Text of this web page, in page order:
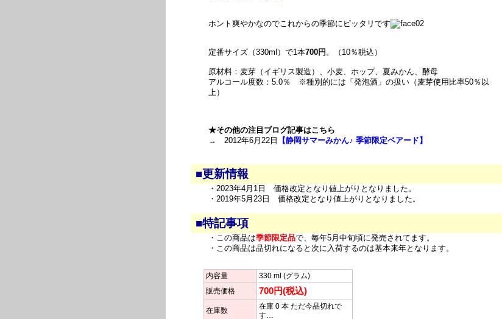
ホント爽やかなのでこれからの季節にピッタリです
定番サイズ（330ml）で1本700円 。（10％税込）
原材料：麦芽（イギリス製造）、小麦、ホップ、夏みかん、酵母
アルコール度数：5.0％ ※種別的には「発泡酒」の扱い（麦芽使用比率50％以
上）
★その他の注目ブログ記事はこちら
→ 2012年6月22日
【静岡サマーみかん♪ 季節限定ベアード】
■更新情報
・2023年4月1日 価格改定となり値上がりとなりました。
・2019年5月23日 価格改定となり値上がりとなりました。
■特記事項
・この商品は季節限定品で、毎年5月中旬頃に発売されてます。
・この商品は品切れになると次に入荷するのは基本来年となります。
内容量 330 ml (グラム)
販売価格 700円(税込)
在庫数
在庫 0 本 ただ今品切れで
す…